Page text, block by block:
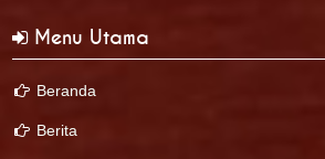
Menu Utama
Beranda
Berita